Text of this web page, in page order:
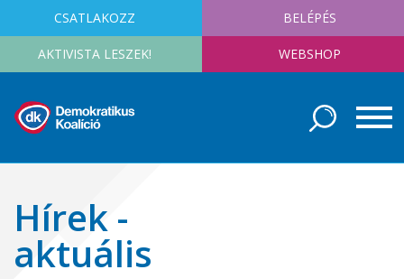
CSATLAKOZZ BELÉPÉS
AKTIVISTA LESZEK! WEBSHOP
Hírek -
aktuális